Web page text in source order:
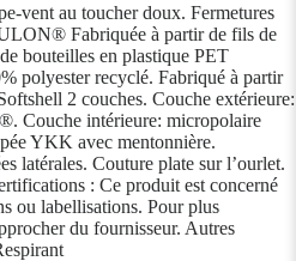
vent au toucher doux. Fermetures
Fabriquée à partir de fils de
bouteilles en plastique PET
polyester recyclé. Fabriqué à partir
2 couches. Couche extérieure:
Couche intérieure: micropolaire
YKK avec mentonnière.
latérales. Couture plate sur l’ourlet.
: Ce produit est concerné
ou labellisations. Pour plus
du fournisseur. Autres